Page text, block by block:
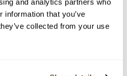
and analytics partners who
information that you’ve
collected from your use
10.09.2025 20:52:27
1 000 Kč